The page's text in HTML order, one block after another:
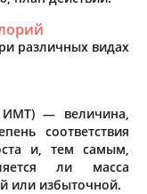
различных видах
— величина,
соответствия
и, тем самым,
ли масса
или избыточной.